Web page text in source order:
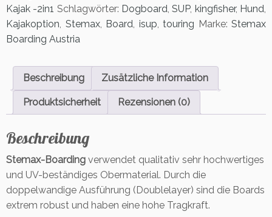
K
i
n
r
o
W
1
1.
Kajak -2in1 Schlagwörter: Dogboard ,SUP, kingfisher, Hund
Kajakoption Stemax, Board isup touring Marke: Stemax
Boarding Austria
Beschreibung Zusätzliche Information
Produktsicherheit Rezensionen (0)
Beschreibung
Stemax-Boarding verwendet qualitativ sehr hochwertiges
und UV-beständiges Obermaterial. Durch die
doppelwandige Ausführung (Doublelayer) sind die Boards
extrem robust und haben eine hohe Tragkraft.